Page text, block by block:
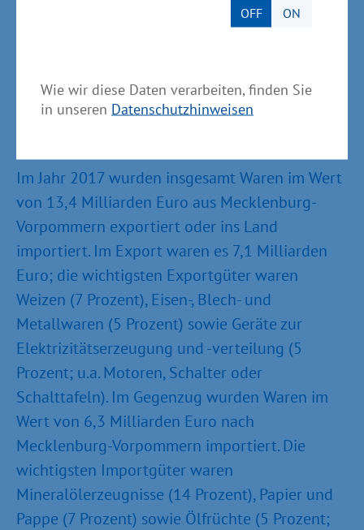
OFF ON
Wie wir diese Daten verarbeiten, finden Sie
in unseren Datenschutzhinweisen
wurde ein Volumen von 1,21 Milliarden Euro
Auf den weiteren Plätzen 3 bis 5 folgen
Russland (1,02 Mrd. Euro), Dänemark (963 Mio.
Im Jahr 2017 wurden insgesamt Waren im Wert
von 13,4 Milliarden Euro aus Mecklenburg-
Vorpommern exportiert oder ins Land
importiert. Im Export waren es 7,1 Milliarden
Euro; die wichtigsten Exportgüter waren
Weizen (7 Prozent), Eisen-, Blech- und
Metallwaren (5 Prozent) sowie Geräte zur
Elektrizitätserzeugung und -verteilung (5
Prozent; u.a. Motoren, Schalter oder
Schalttafeln). Im Gegenzug wurden Waren im
Wert von 6,3 Milliarden Euro nach
Mecklenburg-Vorpommern importiert. Die
wichtigsten Importgüter waren
Mineralölerzeugnisse (14 Prozent), Papier und
Pappe (7 Prozent) sowie Ölfrüchte (5 Prozent;